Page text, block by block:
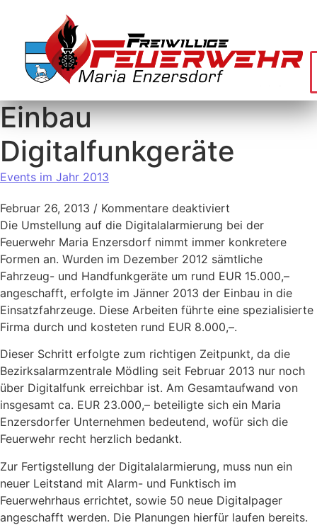
Einbau
Digitalfunkgeräte
Events im Jahr 2013
Februar 26, 2013 / Kommentare deaktiviert
Die Umstellung auf die Digitalalarmierung bei der
Feuerwehr Maria Enzersdorf nimmt immer konkretere
Formen an. Wurden im Dezember 2012 sämtliche
Fahrzeug- und Handfunkgeräte um rund EUR 15.000,–
angeschafft, erfolgte im Jänner 2013 der Einbau in die
Einsatzfahrzeuge. Diese Arbeiten führte eine spezialisierte
Firma durch und kosteten rund EUR 8.000,–.
Dieser Schritt erfolgte zum richtigen Zeitpunkt, da die
Bezirksalarmzentrale Mödling seit Februar 2013 nur noch
über Digitalfunk erreichbar ist. Am Gesamtaufwand von
insgesamt ca. EUR 23.000,– beteiligte sich ein Maria
Enzersdorfer Unternehmen bedeutend, wofür sich die
Feuerwehr recht herzlich bedankt.
Zur Fertigstellung der Digitalalarmierung, muss nun ein
neuer Leitstand mit Alarm- und Funktisch im
Feuerwehrhaus errichtet, sowie 50 neue Digitalpager
angeschafft werden. Die Planungen hierfür laufen bereits.